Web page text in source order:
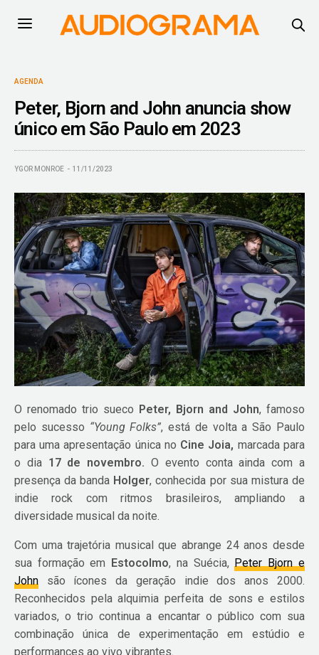
AGENDA
Peter, Bjorn and John anuncia show
único em São Paulo em 2023
YGOR MONROE 11/11/2023
O renomado trio sueco Peter, Bjorn and John, famoso
pelo sucesso “Young Folks”, está de volta a São Paulo
para uma apresentação única no Cine Joia, marcada para
o dia 17 de novembro. O evento conta ainda com a
presença da banda Holger, conhecida por sua mistura de
indie rock com ritmos brasileiros, ampliando a
diversidade musical da noite.
Com uma trajetória musical que abrange 24 anos desde
sua formação em Estocolmo, na Suécia,Peter Bjorn e
John são ícones da geração indie dos anos 2000.
Reconhecidos pela alquimia perfeita de sons e estilos
variados, o trio continua a encantar o público com sua
combinação única de experimentação em estúdio e
performances ao vivo vibrantes.